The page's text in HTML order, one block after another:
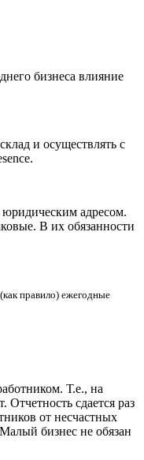
бизнеса влияние
и осуществлять с
адресом.
В их обязанности
правило) ежегодные
Т.е., на
Отчетность сдается раз
от несчастных
бизнес не обязан